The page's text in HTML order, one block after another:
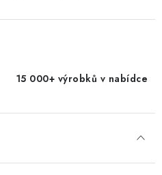
15 000+ výrobků v nabídce